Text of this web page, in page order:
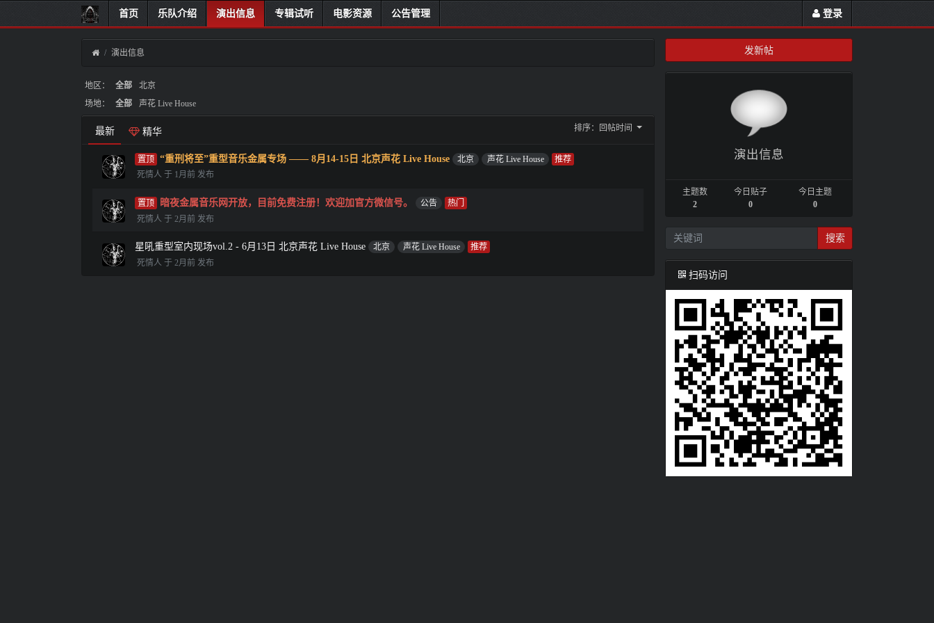
首页 乐队介绍 演出信息 专辑试听 电影资源 公告管理 登录
演出信息
地区： 全部
北京
场地：
全部 声花 Live House
最新 精华 排序： 回帖时间
“重刑将至”重型音乐金属专场 —— 8月14-15日 北京声花 Live House 北京
声花 Live House
死情人 于 1月前 发布
暗夜金属音乐网开放，目前免费注册！欢迎加官方微信号。
公告
死情人 于 2月前 发布
星吼重型室内现场vol.2 - 6月13日 北京声花 Live House 北京
声花 Live House
死情人 于 2月前 发布
发新帖
演出信息
主题数
2
今日贴子
0
今日主题
0
搜索
扫码访问